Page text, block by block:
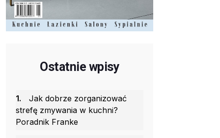
Ostatnie wpisy
1.
Jak dobrze zorganizować
strefę zmywania w kuchni?
Poradnik Franke